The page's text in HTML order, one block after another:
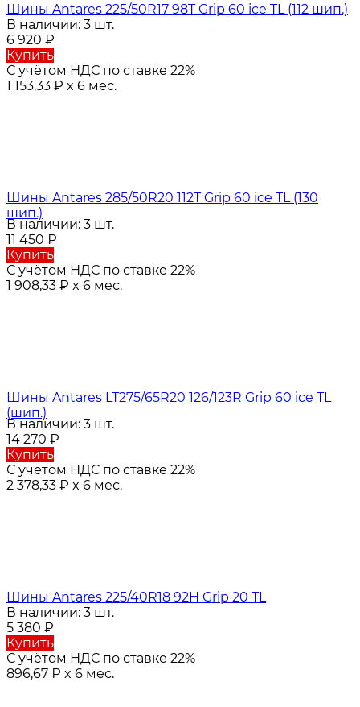
Шины Antares 225/50R17 98T Grip 60 ice TL (112 шип.)
В наличии: 3 шт.
6 920 ₽
Купить
С учётом НДС по ставке 22%
1 153,33 ₽ x 6 мес.
Шины Antares 285/50R20 112T Grip 60 ice TL (130
шип.)
В наличии: 3 шт.
11 450 ₽
Купить
С учётом НДС по ставке 22%
1 908,33 ₽ x 6 мес.
Шины Antares LT275/65R20 126/123R Grip 60 ice TL
(шип.)
В наличии: 3 шт.
14 270 ₽
Купить
С учётом НДС по ставке 22%
2 378,33 ₽ x 6 мес.
Шины Antares 225/40R18 92H Grip 20 TL
В наличии: 3 шт.
5 380 ₽
Купить
С учётом НДС по ставке 22%
896,67 ₽ x 6 мес.